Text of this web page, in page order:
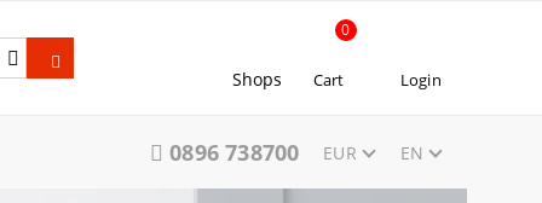
Shops Cart
0
Login
0896 738700 EUR EN